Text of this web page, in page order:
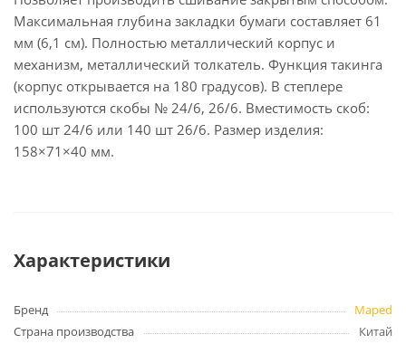
Максимальная глубина закладки бумаги составляет 61
мм (6,1 см). Полностью металлический корпус и
механизм, металлический толкатель. Функция такинга
(корпус открывается на 180 градусов). В степлере
используются скобы № 24/6, 26/6. Вместимость скоб:
100 шт 24/6 или 140 шт 26/6. Размер изделия:
158×71×40 мм.
Характеристики
Бренд
Maped
Страна производства
Китай